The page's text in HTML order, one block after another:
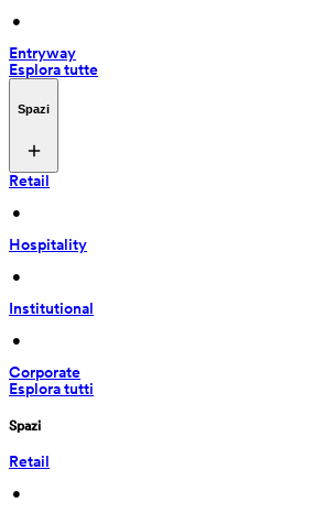
•
Entryway
Esplora tutte
Spazi
Retail
•
Hospitality
•
Institutional
•
Corporate
Esplora tutti
Spazi
Retail
•